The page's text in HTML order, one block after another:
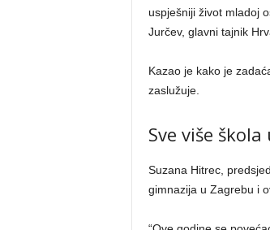
uspješniji život mladoj
Jurčev, glavni tajnik
Kazao je kako je
zaslužuje.
Sve više
Suzana Hitrec,
gimnazija u Zagrebu i